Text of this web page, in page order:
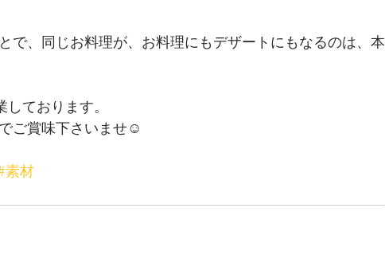
で、同じお料理が、お料理にもデザートにもなるのは、本
ております。
ご賞味下さいませ☺︎
素材